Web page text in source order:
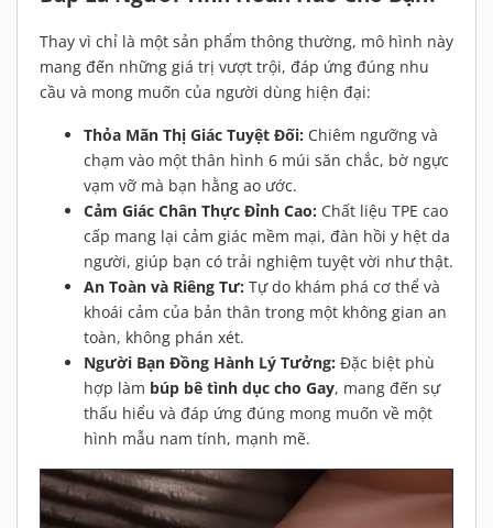
Thay vì chỉ là một sản phẩm thông thường, mô hình này
mang đến những giá trị vượt trội, đáp ứng đúng nhu
cầu và mong muốn của người dùng hiện đại:
Thỏa Mãn Thị Giác Tuyệt Đối: Chiêm ngưỡng và
chạm vào một thân hình 6 múi săn chắc, bờ ngực
vạm vỡ mà bạn hằng ao ước.
Cảm Giác Chân Thực Đỉnh Cao: Chất liệu TPE cao
cấp mang lại cảm giác mềm mại, đàn hồi y hệt da
người, giúp bạn có trải nghiệm tuyệt vời như thật.
An Toàn và Riêng Tư: Tự do khám phá cơ thể và
khoái cảm của bản thân trong một không gian an
toàn, không phán xét.
Người Bạn Đồng Hành Lý Tưởng: Đặc biệt phù
hợp làm búp bê tình dục cho Gay, mang đến sự
thấu hiểu và đáp ứng đúng mong muốn về một
hình mẫu nam tính, mạnh mẽ.